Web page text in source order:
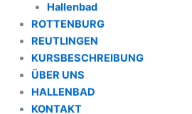
Hallenbad
ROTTENBURG
REUTLINGEN
KURSBESCHREIBUNG
ÜBER UNS
HALLENBAD
KONTAKT